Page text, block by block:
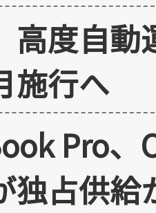
高度自
施行へ
Pro
独占供給